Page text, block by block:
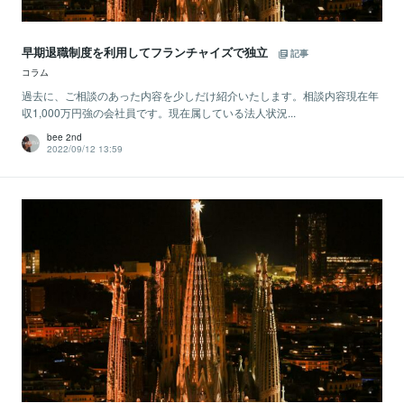
早期退職制度を利用してフランチャイズで独立
記事
コラム
過去に、ご相談のあった内容を少しだけ紹介いたします。相談内容現在年
収1,000万円強の会社員です。現在属している法人状況...
bee 2nd
2022/09/12 13:59